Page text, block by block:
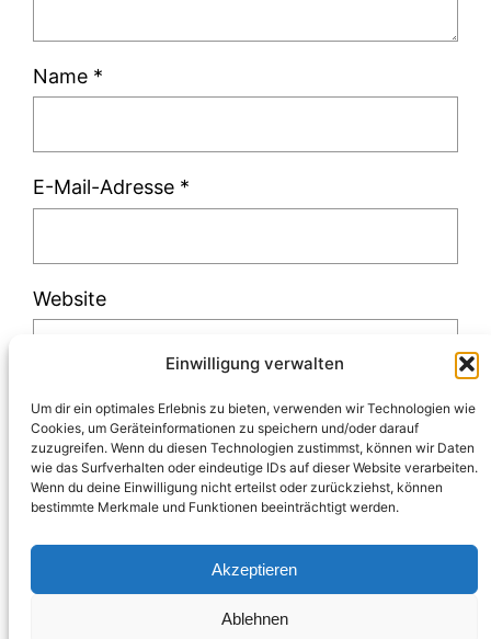
Einwilligung verwalten
Um dir ein optimales Erlebnis zu bieten, verwenden wir Technologien wie
Cookies, um Geräteinformationen zu speichern und/oder darauf
zuzugreifen. Wenn du diesen Technologien zustimmst, können wir Daten
wie das Surfverhalten oder eindeutige IDs auf dieser Website verarbeiten.
Wenn du deine Einwilligung nicht erteilst oder zurückziehst, können
bestimmte Merkmale und Funktionen beeinträchtigt werden.
Akzeptieren
Ablehnen
Name *
E-Mail-Adresse *
Website
Diese Website verwendet Akismet, um Spam
zu reduzieren.Erfahre, wie deine
Kommentardaten verarbeitet werden.